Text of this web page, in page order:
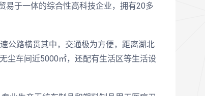
易于一体的综合性高科技企业，拥有20多
公路横贯其中，交通极为方便，距离湖北
尘车间近5000㎡，还配有生活区等生活设